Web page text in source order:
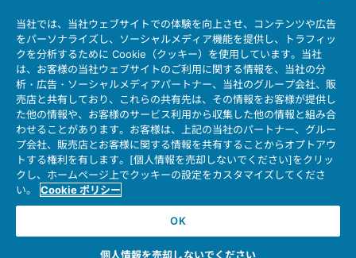
会社情報 サステナビリティ IR情報 採用情報
会社情報新着一覧
製品情報新着一覧
サイトマップ お問い合わせ
個人情報保護ポリシー
JAE Cookie Policy
ウェブアクセシビリティ方針
マイナンバー情報保護ポリシー
当社ウェブサイトのご利用について
ソーシャルメディア公式アカウント運用ポリシー
当社では、当社ウェブサイトでの体験を向上させ、コンテンツや広告
をパーソナライズし、ソーシャルメディア機能を提供し、トラフィッ
クを分析するために Cookie（クッキー）を使用しています。当社
は、お客様の当社ウェブサイトのご利用に関する情報を、当社の分
析・広告・ソーシャルメディアパートナー、当社のグループ会社、販
売店と共有しており、これらの共有先は、その情報をお客様が提供し
た他の情報や、お客様のサービス利用から収集した他の情報と組み合
わせることがあります。お客様は、上記の当社のパートナー、グルー
プ会社、販売店とお客様に関する情報を共有することからオプトアウ
トする権利を有します。[個人情報を売却しないでください]をクリッ
クし、ホームページ上でクッキーの設定をカスタマイズしてくださ
い。
Cookie ポリシー
OK
個人情報を売却しないでください